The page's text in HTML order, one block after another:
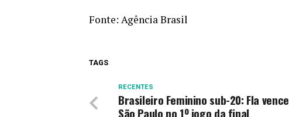
Fonte: Agência Brasil
TAGS
RECENTES
Brasileiro Feminino sub-20: Fla vence
São Paulo no 1º jogo da final